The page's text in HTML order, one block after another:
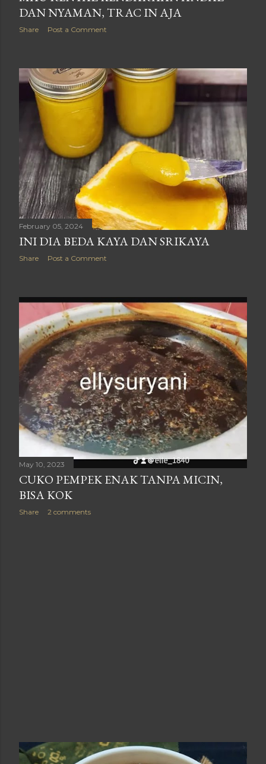
DAN NYAMAN, TRAC IN AJA
Share Post a Comment
February 05, 2024
INI DIA BEDA KAYA DAN SRIKAYA
Share Post a Comment
May 10, 2023
CUKO PEMPEK ENAK TANPA MICIN,
BISA KOK
Share 2 comments